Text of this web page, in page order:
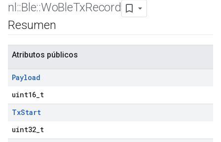
nl ::Ble::WoBleTxRecord
Resumen
Atributos públicos
Payload
uint16_t
TxStart
uint32_t